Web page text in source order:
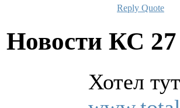
Reply Quote
Новости КС
Хотел